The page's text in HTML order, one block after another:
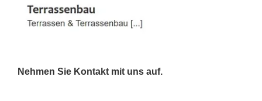
Nehmen Sie Kontakt mit uns auf.